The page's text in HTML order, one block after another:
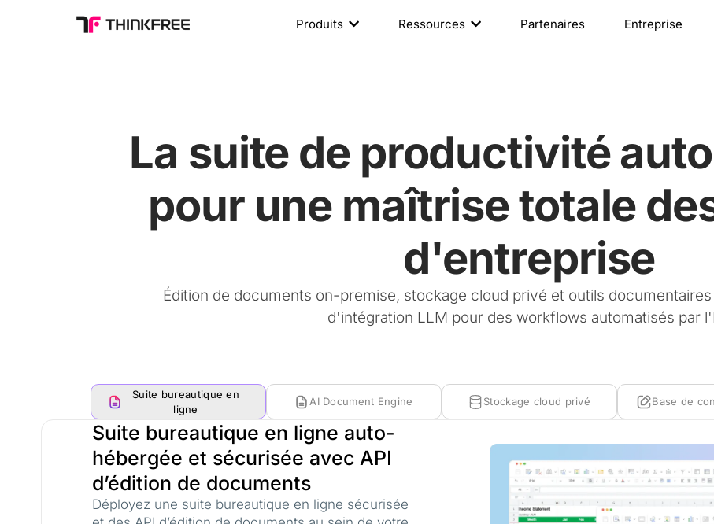
Produits Ressources Partenaires Entreprise
La suite de productivité
pour une maîtrise totale
d'entreprise
Édition de documents on-premise, stockage cloud privé et outils
d'intégration LLM pour des workflows automatisés par
Suite bureautique en
ligne
AI Document Engine Stockage cloud privé Base de
Suite bureautique en ligne auto-
hébergée et sécurisée avec API
d’édition de documents
Déployez une suite bureautique en ligne sécurisée